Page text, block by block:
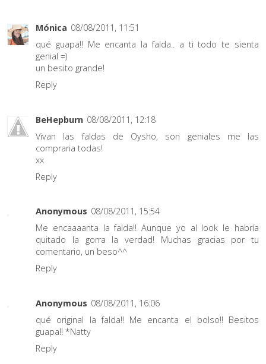
Mónica 08/08/2011, 11:51
qué guapa!! Me encanta la falda.. a ti todo te sienta
genial =)
un besito grande!
Reply
BeHepburn 08/08/2011, 12:18
Vivan las faldas de Oysho, son geniales me las
compraria todas!
xx
Reply
Anonymous 08/08/2011, 15:54
Me encaaaanta la falda!! Aunque yo al look le habría
quitado la gorra la verdad! Muchas gracias por tu
comentario, un beso^^
Reply
Anonymous 08/08/2011, 16:06
qué original la falda!! Me encanta el bolso!! Besitos
guapa!! *Natty
Reply